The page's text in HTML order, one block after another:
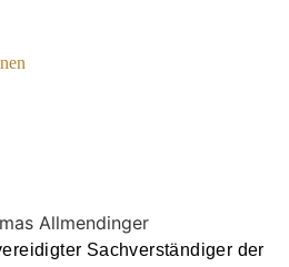
Sachverständiger der